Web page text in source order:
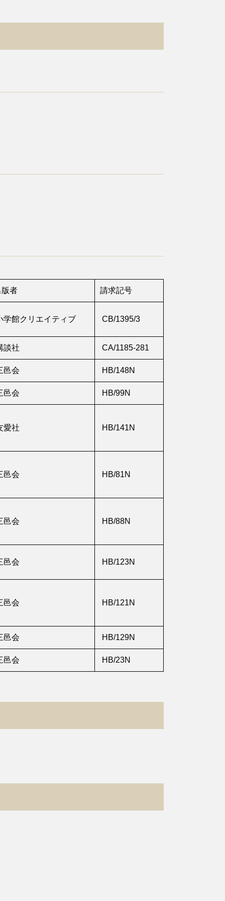
版者 請求記号
学館クリエイティブ CB/1395/3
談社 CA/1185-281
邑会 HB/148N
邑会 HB/99N
愛社 HB/141N
邑会 HB/81N
邑会 HB/88N
邑会 HB/123N
邑会 HB/121N
邑会 HB/129N
邑会 HB/23N